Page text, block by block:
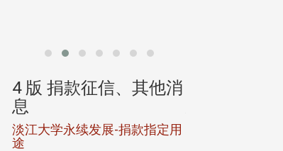
4 版 捐款征信、其他消
息
淡江大学永续发展-捐款指定用
途